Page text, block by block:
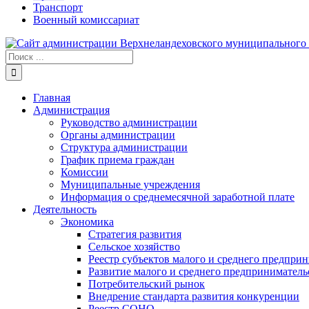
Транспорт
Военный комиссариат
Результат
поиска:
Главная
Администрация
Руководство администрации
Органы администрации
Структура администрации
График приема граждан
Комиссии
Муниципальные учреждения
Информация о среднемесячной заработной плате
Деятельность
Экономика
Стратегия развития
Сельское хозяйство
Реестр субъектов малого и среднего
Развитие малого и среднего
Потребительский рынок
Внедрение стандарта развития конкуренции